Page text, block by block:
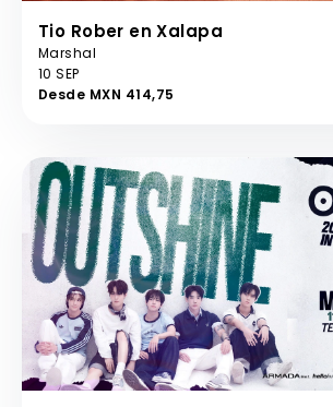
Tio Rober en Xalapa
Marshal
10 SEP
Desde MXN 414,75